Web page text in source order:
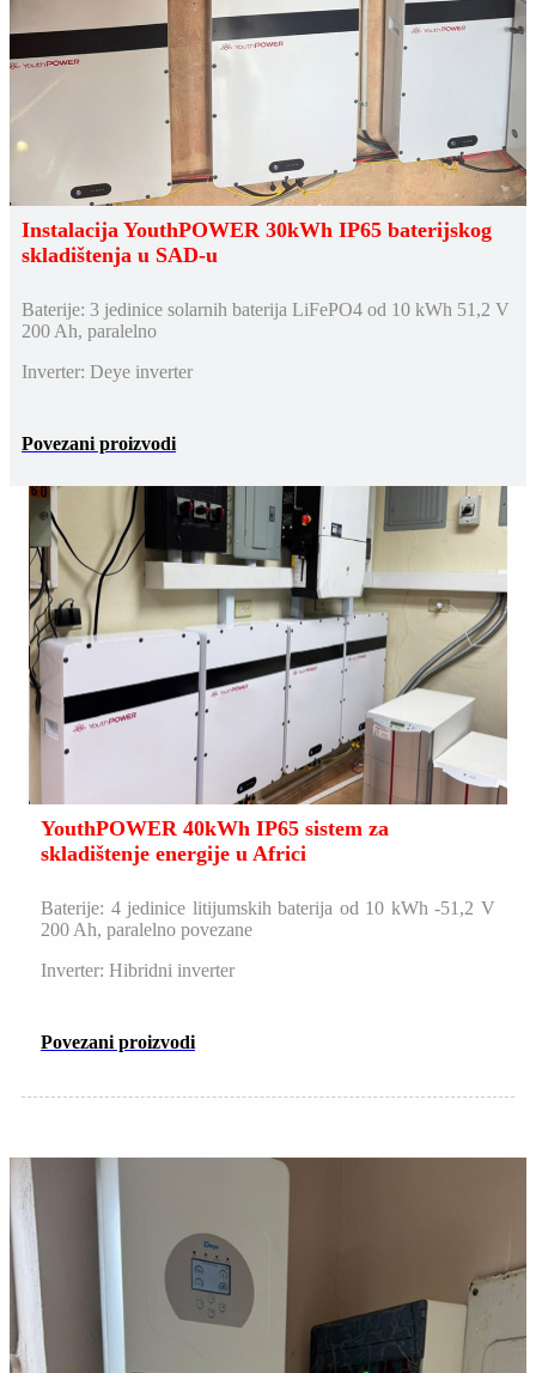
Instalacija YouthPOWER 30kWh IP65 baterijskog
skladištenja u SAD-u
Baterije: 3 jedinice solarnih baterija LiFePO4 od 10 kWh 51,2 V
200 Ah, paralelno
Inverter: Deye inverter
Povezani proizvodi
YouthPOWER 40kWh IP65 sistem za
skladištenje energije u Africi
Baterije: 4 jedinice litijumskih baterija od 10 kWh -51,2 V
200 Ah, paralelno povezane
Inverter: Hibridni inverter
Povezani proizvodi